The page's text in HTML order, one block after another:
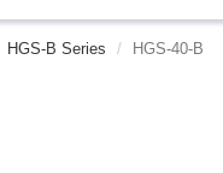
HGS-B Series HGS-40-B